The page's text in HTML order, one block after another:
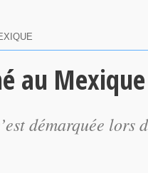
au Mexique
démarquée lors